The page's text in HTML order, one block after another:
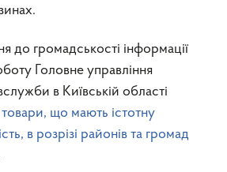
до громадськості інформації
Головне управління
в Київській області
товари, що мають істотну
в розрізі районів та громад